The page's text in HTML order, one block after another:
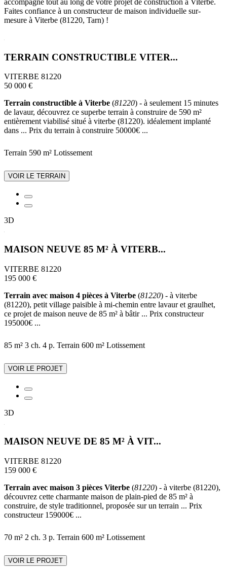
Faites confiance à un constructeur de maison individuelle sur-
mesure à Viterbe (81220, Tarn) !
TERRAIN CONSTRUCTIBLE VITER...
VITERBE 81220
50 000 €
Terrain constructible à Viterbe (81220) - à seulement 15 minutes
de lavaur, découvrez ce superbe terrain à construire de 590 m²
entièrement viabilisé situé à viterbe (81220). idéalement implanté
dans ... Prix du terrain à construire 50000€ ...
Terrain 590 m² Lotissement
VOIR LE TERRAIN
3D
MAISON NEUVE 85 M² À VITERB...
VITERBE 81220
195 000 €
Terrain avec maison 4 pièces à Viterbe (81220) - à viterbe
(81220), petit village paisible à mi-chemin entre lavaur et graulhet,
ce projet de maison neuve de 85 m² à bâtir ... Prix constructeur
195000€ ...
85 m² 3 ch. 4 p. Terrain 600 m² Lotissement
VOIR LE PROJET
3D
MAISON NEUVE DE 85 M² À VIT...
VITERBE 81220
159 000 €
Terrain avec maison 3 pièces Viterbe (81220) - à viterbe (81220),
découvrez cette charmante maison de plain-pied de 85 m² à
construire, de style traditionnel, proposée sur un terrain ... Prix
constructeur 159000€ ...
70 m² 2 ch. 3 p. Terrain 600 m² Lotissement
VOIR LE PROJET